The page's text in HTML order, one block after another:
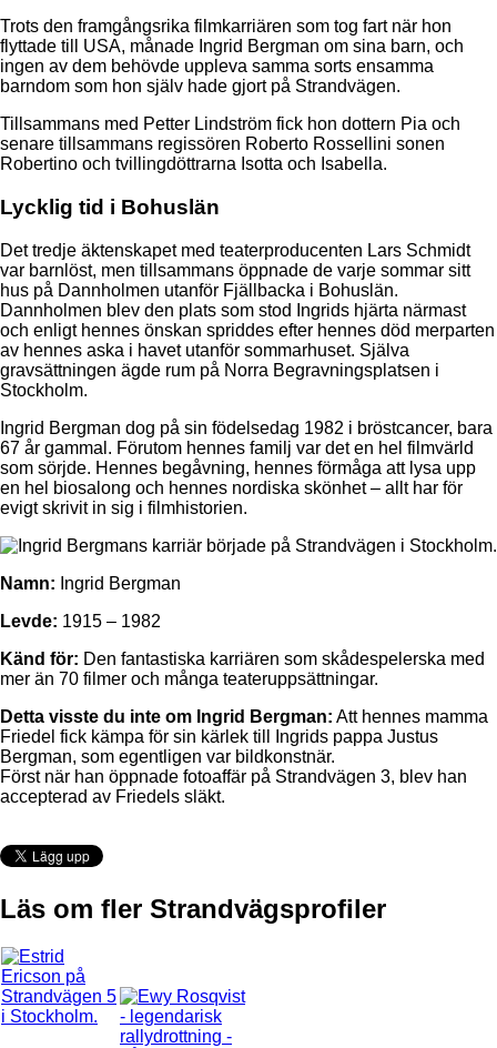
Trots den framgångsrika filmkarriären som tog fart när hon
flyttade till USA, månade Ingrid Bergman om sina barn, och
ingen av dem behövde uppleva samma sorts ensamma
barndom som hon själv hade gjort på Strandvägen.
Tillsammans med Petter Lindström fick hon dottern Pia och
senare tillsammans regissören Roberto Rossellini sonen
Robertino och tvillingdöttrarna Isotta och Isabella.
Lycklig tid i Bohuslän
Det tredje äktenskapet med teaterproducenten Lars Schmidt
var barnlöst, men tillsammans öppnade de varje sommar sitt
hus på Dannholmen utanför Fjällbacka i Bohuslän.
Dannholmen blev den plats som stod Ingrids hjärta närmast
och enligt hennes önskan spriddes efter hennes död merparten
av hennes aska i havet utanför sommarhuset. Själva
gravsättningen ägde rum på Norra Begravningsplatsen i
Stockholm.
Ingrid Bergman dog på sin födelsedag 1982 i bröstcancer, bara
67 år gammal. Förutom hennes familj var det en hel filmvärld
som sörjde. Hennes begåvning, hennes förmåga att lysa upp
en hel biosalong och hennes nordiska skönhet – allt har för
evigt skrivit in sig i filmhistorien.
Namn: Ingrid Bergman
Levde: 1915 – 1982
Känd för: Den fantastiska karriären som skådespelerska med
mer än 70 filmer och många teateruppsättningar.
Detta visste du inte om Ingrid Bergman: Att hennes mamma
Friedel fick kämpa för sin kärlek till Ingrids pappa Justus
Bergman, som egentligen var bildkonstnär.
Först när han öppnade fotoaffär på Strandvägen 3, blev han
accepterad av Friedels släkt.
Läs om fler Strandvägsprofiler